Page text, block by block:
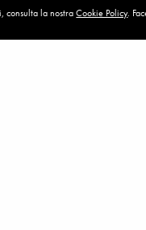
consulta la nostraCookie Policy.